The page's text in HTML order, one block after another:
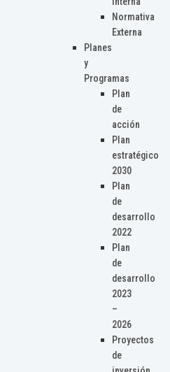
Normativa
Externa
Planes
y
Programas
Plan
de
acción
Plan
estratégico
2030
Plan
de
desarrollo
2022
Plan
de
desarrollo
2023
–
2026
Proyectos
de